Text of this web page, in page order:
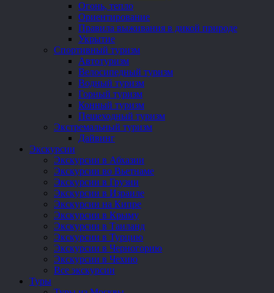
Огонь, тепло
Ориентирование
Правила выживания в дикой природе
Укрытие
Спортивный туризм
Автотуризм
Велосипедный туризм
Водный туризм
Горный туризм
Конный туризм
Пешеходный туризм
Экстремальный туризм
Дайвинг
Экскурсии
Экскурсии в Абхазии
Экскурсии во Вьетнаме
Экскурсии в Грузии
Экскурсии в Израиле
Экскурсии на Кипре
Экскурсии в Крыму
Экскурсии в Таиланд
Экскурсии в Турцию
Экскурсии в Черногорию
Экскурсии в Чехию
Все экскурсии
Туры